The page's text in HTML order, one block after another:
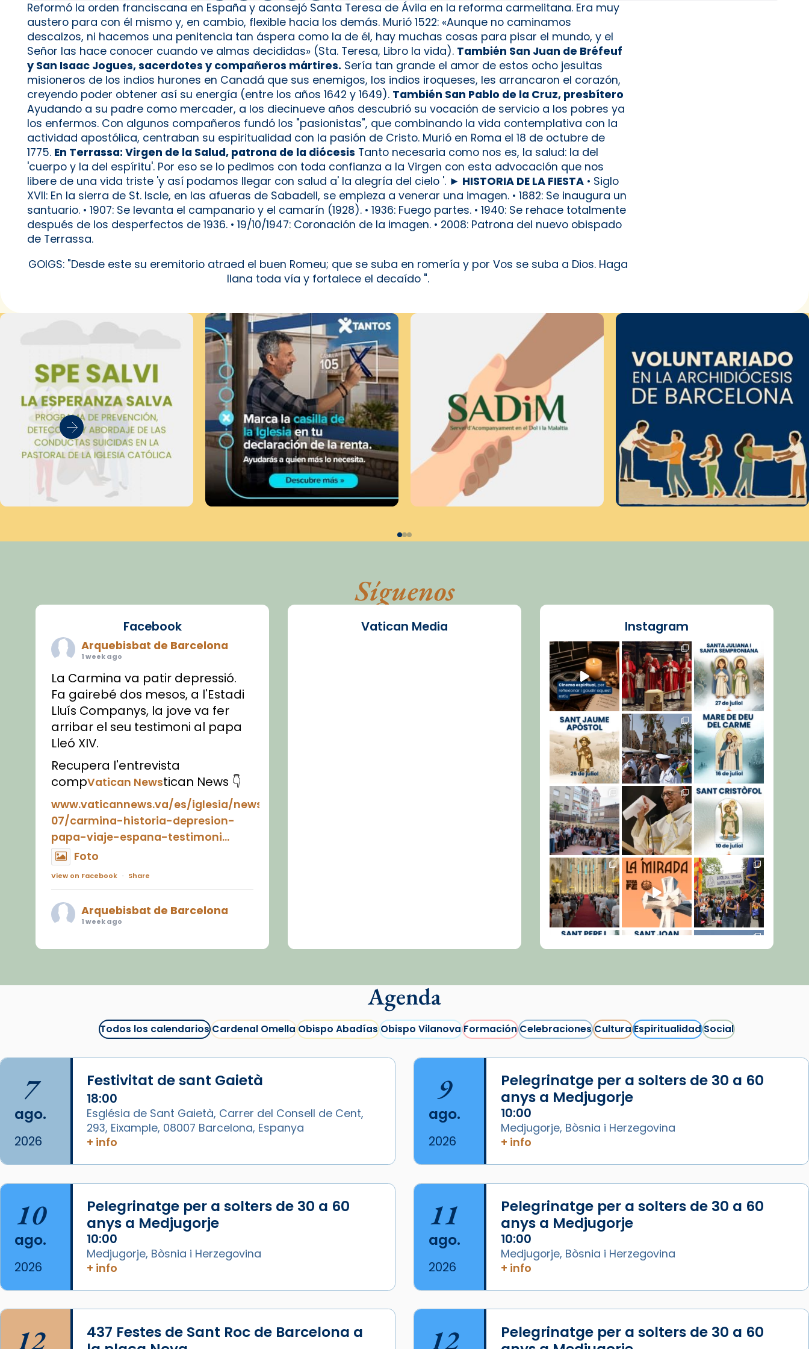
Reformó la orden franciscana en España y aconsejó Santa Teresa de Ávila en la reforma carmelitana. Era muy
austero para con él mismo y, en cambio, flexible hacia los demás. Murió 1522: «Aunque no caminamos
descalzos, ni hacemos una penitencia tan áspera como la de él, hay muchas cosas para pisar el mundo, y el
Señor las hace conocer cuando ve almas decididas» (Sta. Teresa, Libro la vida). También San Juan de Bréfeuf
y San Isaac Jogues, sacerdotes y compañeros mártires. Sería tan grande el amor de estos ocho jesuitas
misioneros de los indios hurones en Canadá que sus enemigos, los indios iroqueses, les arrancaron el corazón,
creyendo poder obtener así su energía (entre los años 1642 y 1649). También San Pablo de la Cruz, presbítero
Ayudando a su padre como mercader, a los diecinueve años descubrió su vocación de servicio a los pobres ya
los enfermos. Con algunos compañeros fundó los "pasionistas", que combinando la vida contemplativa con la
actividad apostólica, centraban su espiritualidad con la pasión de Cristo. Murió en Roma el 18 de octubre de
1775. En Terrassa: Virgen de la Salud, patrona de la diócesis Tanto necesaria como nos es, la salud: la del
'cuerpo y la del espíritu'. Por eso se lo pedimos con toda confianza a la Virgen con esta advocación que nos
libere de una vida triste 'y así podamos llegar con salud a' la alegría del cielo '. ► HISTORIA DE LA FIESTA • Siglo
XVII: En la sierra de St. Iscle, en las afueras de Sabadell, se empieza a venerar una imagen. • 1882: Se inaugura un
santuario. • 1907: Se levanta el campanario y el camarín (1928). • 1936: Fuego partes. • 1940: Se rehace totalmente
después de los desperfectos de 1936. • 19/10/1947: Coronación de la imagen. • 2008: Patrona del nuevo obispado
de Terrassa.
GOIGS: "Desde este su eremitorio atraed el buen Romeu; que se suba en romería y por Vos se suba a Dios. Haga
llana toda vía y fortalece el decaído ".
Síguenos
Facebook
Arquebisbat de Barcelona
1 week ago
La Carmina va patir depressió.
Fa gairebé dos mesos, a l'Estadi
Lluís Companys, la jove va fer
arribar el seu testimoni al papa
Lleó XIV.
Recupera l'entrevista
compVatican Newstican News 👇
www.vaticannews.va/es/iglesia/news/2026-
07/carmina-historia-depresion-
papa-viaje-espana-testimoni...
Foto
View on Facebook · Share
Arquebisbat de Barcelona
1 week ago
juliol la missa de Les Santes de
📸 J. Merino
Foto
View on Facebook · Share
Arquebisbat de Barcelonais at
1 week ago
Aquest dilluns, 27 de juliol, ha
tingut lloc la missa d’acció de
gràcies en agraïment al comitè
organitzador de la visita
apostòlica del Sant Pare Lleó XIV
a Barcelona, i als col·laboradors,
a la Catedral de Barcelona.
L’arquebisbe de Barcelona, el
cardenal Joan Josep Omella, ha
Vatican Media Instagram
Cargar más...
Agenda
Todos los calendariosCardenal OmellaObispo AbadíasObispo VilanovaFormaciónCelebracionesCulturaEspiritualidadSocial
7
ago.
2026
Festivitat de sant Gaietà
18:00
Església de Sant Gaietà, Carrer del Consell de Cent,
293, Eixample, 08007 Barcelona, Espanya
+ info
9
ago.
2026
Pelegrinatge per a solters de 30 a 60
anys a Medjugorje
10:00
Medjugorje, Bòsnia i Herzegovina
+ info
10
ago.
2026
Pelegrinatge per a solters de 30 a 60
anys a Medjugorje
10:00
Medjugorje, Bòsnia i Herzegovina
+ info
11
ago.
2026
Pelegrinatge per a solters de 30 a 60
anys a Medjugorje
10:00
Medjugorje, Bòsnia i Herzegovina
+ info
12
437 Festes de Sant Roc de Barcelona a
12
Pelegrinatge per a solters de 30 a 60